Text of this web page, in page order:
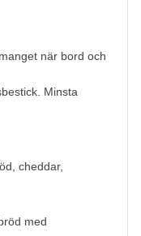
när bord och
Minsta
cheddar,
med